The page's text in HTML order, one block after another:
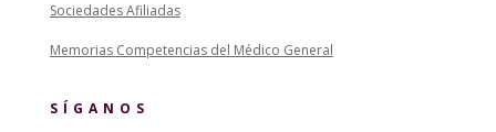
Sociedades Afiliadas
Memorias Competencias del Médico General
SÍGANOS